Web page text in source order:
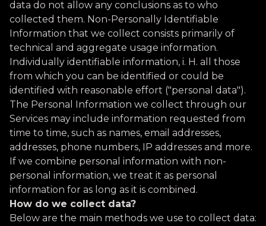
data do not allow any conclusions as to who
collected them. Non-Personally Identifiable
Information that we collect consists primarily of
technical and aggregate usage information.
Individually identifiable information, i. H. all those
from which you can be identified or could be
identified with reasonable effort ("personal data").
The Personal Information we collect through our
Services may include information requested from
time to time, such as names, email addresses,
addresses, phone numbers, IP addresses and more.
If we combine personal information with non-
personal information, we treat it as personal
information for as long as it is combined.
How do we collect data?
Below are the main methods we use to collect data: